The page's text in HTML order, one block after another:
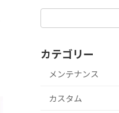
カテゴリー
メンテナンス
カスタム